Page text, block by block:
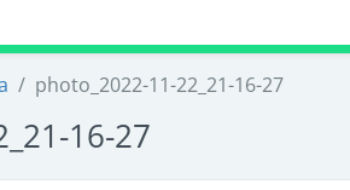
/ photo_2022-11-22_21-16-27
16-27